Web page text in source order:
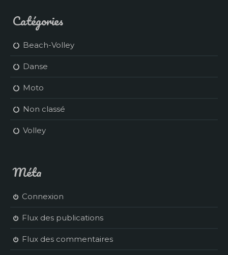
Catégories
Beach-Volley
Danse
Moto
Non classé
Volley
Méta
Connexion
Flux des publications
Flux des commentaires